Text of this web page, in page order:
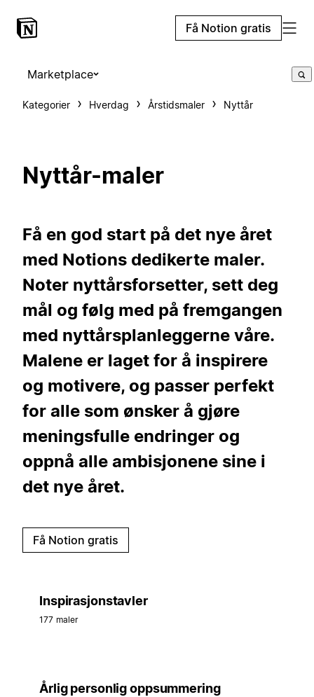
Få Notion gratis
Marketplace
Kategorier Hverdag Årstidsmaler Nyttår
Nyttår-maler
Få en god start på det nye året
med Notions dedikerte maler.
Noter nyttårsforsetter, sett deg
mål og følg med på fremgangen
med nyttårsplanleggerne våre.
Malene er laget for å inspirere
og motivere, og passer perfekt
for alle som ønsker å gjøre
meningsfulle endringer og
oppnå alle ambisjonene sine i
det nye året.
Få Notion gratis
Inspirasjonstavler
177 maler
Årlig personlig oppsummering